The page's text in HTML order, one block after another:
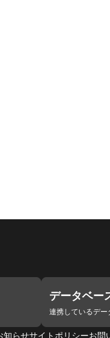
データベー
連携しているデー
知らせサイトポリシーお問